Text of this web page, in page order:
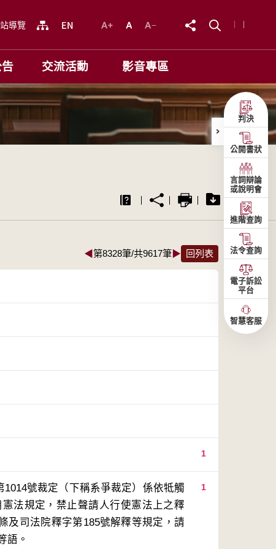
導覽
交流活動 影音專區
◀第8328筆/共9617筆▶ 回列表
1
1
號裁定（下稱系爭裁定）係依牴觸
法規定，禁止聲請人行使憲法上之釋
及司法院釋字第185號解釋等規定，請
判決
公開書狀
言詞辯論
或說明會
進階查詢
法令查詢
電子訴訟
平台
智慧客服